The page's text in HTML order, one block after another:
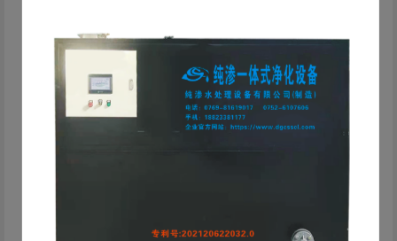
纯渗·水处理解决方案服务商 东莞市纯渗水处理设备有限
托东莞、惠州、中山、河源 四大服务基地，为客户提供快速